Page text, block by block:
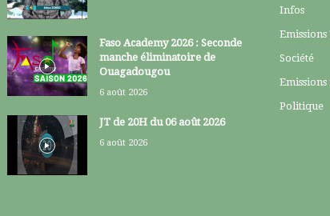
Faso Academy 2026 : Seconde
manche éliminatoire de
Ouagadougou
6 août 2026
JT de 20H du 06 août 2026
6 août 2026
Infos
Emissions
Société
Politique